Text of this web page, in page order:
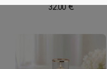
32.00 €